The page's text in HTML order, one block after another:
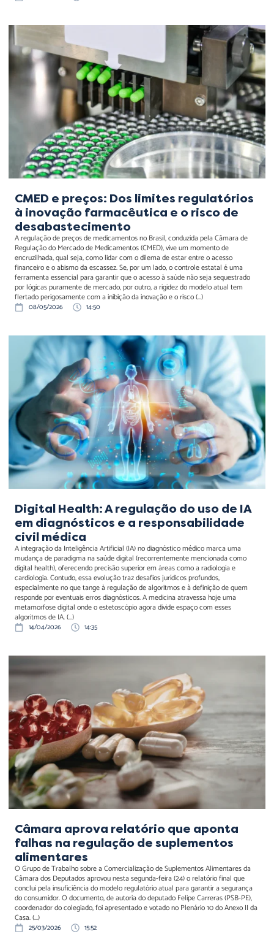
CMED e preços: Dos limites
regulatórios à inovação
farmacêutica e o risco de
desabastecimento
CMED e preços: Dos limites regulatórios
à inovação farmacêutica e o risco de
desabastecimento
A regulação de preços de medicamentos no Brasil, conduzida pela Câmara de
Regulação do Mercado de Medicamentos (CMED), vive um momento de
encruzilhada, qual seja, como lidar com o dilema de estar entre o acesso
financeiro e o abismo da escassez. Se, por um lado, o controle estatal é uma
ferramenta essencial para garantir que o acesso à saúde não seja sequestrado
por lógicas puramente de mercado, por outro, a rigidez do modelo atual tem
flertado perigosamente com a inibição da inovação e o risco (...)
08/05/2026 14:50
Digital Health: A regulação
do uso de IA em
diagnósticos e a
responsabilidade civil
médica
Digital Health: A regulação do uso de IA
em diagnósticos e a responsabilidade
civil médica
A integração da Inteligência Artificial (IA) no diagnóstico médico marca uma
mudança de paradigma na saúde digital (recorrentemente mencionada como
digital health), oferecendo precisão superior em áreas como a radiologia e
cardiologia. Contudo, essa evolução traz desafios jurídicos profundos,
especialmente no que tange à regulação de algoritmos e à definição de quem
responde por eventuais erros diagnósticos. A medicina atravessa hoje uma
metamorfose digital onde o estetoscópio agora divide espaço com esses
algoritmos de IA. (...)
14/04/2026 14:35
Câmara aprova relatório
que aponta falhas na
regulação de suplementos
alimentares
Câmara aprova relatório que aponta
falhas na regulação de suplementos
alimentares
O Grupo de Trabalho sobre a Comercialização de Suplementos Alimentares da
Câmara dos Deputados aprovou nesta segunda-feira (24) o relatório final que
conclui pela insuficiência do modelo regulatório atual para garantir a segurança
do consumidor. O documento, de autoria do deputado Felipe Carreras (PSB-PE),
coordenador do colegiado, foi apresentado e votado no Plenário 10 do Anexo II da
Casa. (...)
25/03/2026 15:52